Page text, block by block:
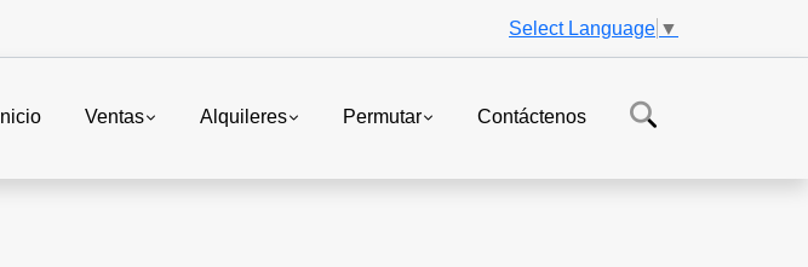
Select Language ▼
Inicio Ventas Alquileres Permutar Contáctenos